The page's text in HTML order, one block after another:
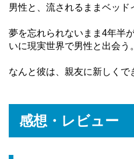
男性と、流されるままベッド
夢を忘れられないまま4年半
いに現実世界で男性と出会う。
なんと彼は、親友に新しく
感想・レビュー